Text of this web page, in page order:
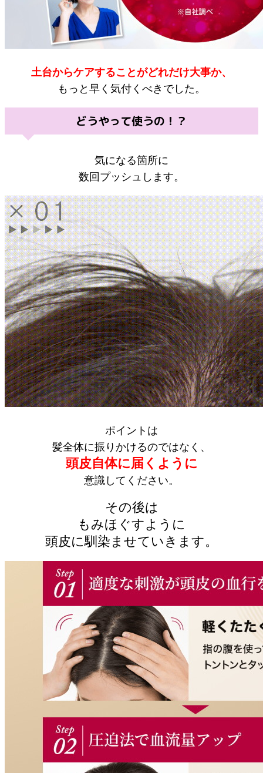
土台からケアすることがどれだけ大事か、
もっと早く気付くべきでした。
どうやって使うの！？
気になる箇所に
数回プッシュします。
ポイントは
髪全体に振りかけるのではなく、
頭皮自体に届くように
意識してください。
その後は
もみほぐすように
頭皮に馴染ませていきます。